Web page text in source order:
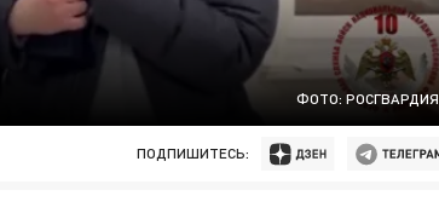
ФОТО: РОСГВАРДИЯ
ПОДПИШИТЕСЬ: